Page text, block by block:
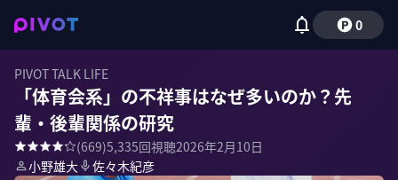
0
PIVOT TALK LIFE
「体育会系」の不祥事はなぜ多いのか？先
輩・後輩関係の研究
(669)5,335回視聴2026年2月10日
小野雄大
佐々木紀彦